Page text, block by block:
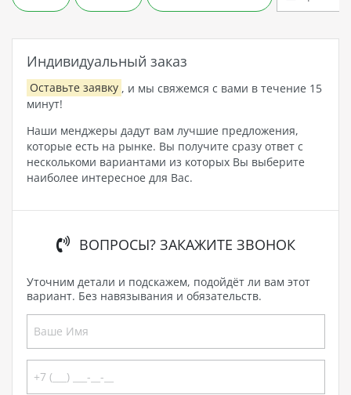
Индивидуальный заказ
Оставьте заявку , и мы свяжемся с вами в течение 15
минут!
Наши менджеры дадут вам лучшие предложения,
которые есть на рынке. Вы получите сразу ответ с
несколькоми вариантами из которых Вы выберите
наиболее интересное для Вас.
ВОПРОСЫ? ЗАКАЖИТЕ ЗВОНОК
Уточним детали и подскажем, подойдёт ли вам этот
вариант. Без навязывания и обязательств.